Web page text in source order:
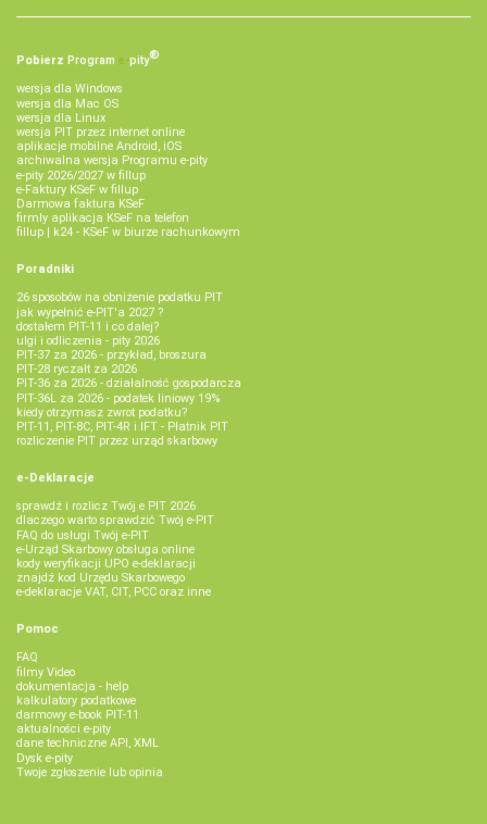
Pobierz Program e‑pity®
wersja dla Windows
wersja dla Mac OS
wersja dla Linux
wersja PIT przez internet online
aplikacje mobilne Android, iOS
archiwalna wersja Programu e-pity
e-pity 2026/2027 w fillup
e‑Faktury KSeF w fillup
Darmowa faktura KSeF
firmly aplikacja KSeF na telefon
fillup | k24 - KSeF w biurze rachunkowym
Poradniki
26 sposobów na obniżenie podatku PIT
jak wypełnić e-PIT'a 2027 ?
dostałem PIT-11 i co dalej?
ulgi i odliczenia - pity 2026
PIT-37 za 2026 - przykład, broszura
PIT-28 ryczałt za 2026
PIT-36 za 2026 - działalność gospodarcza
PIT-36L za 2026 - podatek liniowy 19%
kiedy otrzymasz zwrot podatku?
PIT-11, PIT-8C, PIT-4R i IFT - Płatnik PIT
rozliczenie PIT przez urząd skarbowy
e-Deklaracje
sprawdź i rozlicz Twój e PIT 2026
dlaczego warto sprawdzić Twój e-PIT
FAQ do usługi Twój e-PIT
e-Urząd Skarbowy obsługa online
kody weryfikacji UPO e-deklaracji
znajdź kod Urzędu Skarbowego
e-deklaracje VAT, CIT, PCC oraz inne
Pomoc
FAQ
filmy Video
dokumentacja - help
kalkulatory podatkowe
darmowy e-book PIT-11
aktualności e-pity
dane techniczne API, XML
Dysk e-pity
Twoje zgłoszenie lub opinia